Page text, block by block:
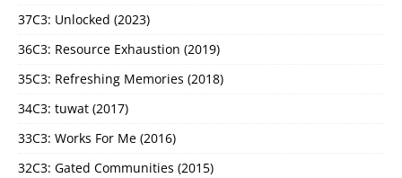
37C3: Unlocked (2023)
36C3: Resource Exhaustion (2019)
35C3: Refreshing Memories (2018)
34C3: tuwat (2017)
33C3: Works For Me (2016)
32C3: Gated Communities (2015)